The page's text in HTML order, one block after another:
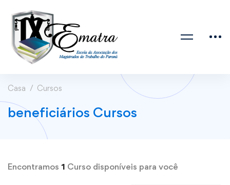
Casa Cursos
beneficiários Cursos
Encontramos 1 Curso disponíveis para você